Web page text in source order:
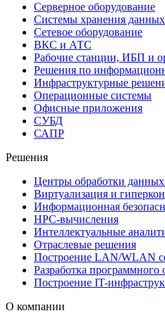
Серверное оборудование
Системы хранения данных
Сетевое оборудование
ВКС и АТС
Рабочие станции, ИБП и
Решения по
Инфраструктурные
Операционные системы
Офисные приложения
СУБД
САПР
Решения
Центры обработки
Виртуализация и
Информационная
HPC-вычисления
Интеллектуальные
Отраслевые решения
Построение LAN/WLAN
Разработка программного
Построение IT-
О компании